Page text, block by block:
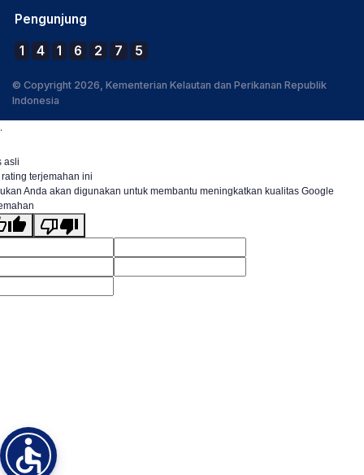
Pengunjung
1 4 1 6 2 7 5
© Copyright 2026, Kementerian Kelautan dan Perikanan Republik
Indonesia
.
asli
terjemahan ini
Anda akan digunakan untuk membantu meningkatkan kualitas Google